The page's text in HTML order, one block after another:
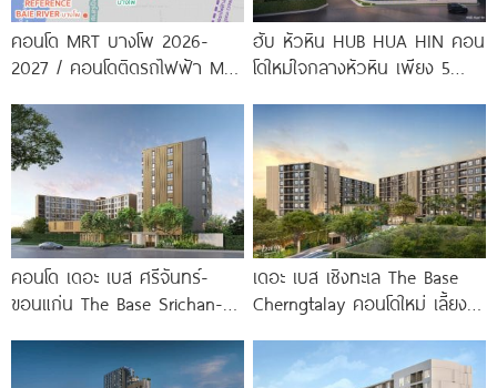
คอนโด MRT บางโพ 2026-
2027 / คอนโดติดรถไฟฟ้า MRT
ฮับ หัวหิน HUB HUA HIN คอน
โดใหม่ใจกลางหัวหิน เพียง 5
คอนโด เดอะ เบส ศรีจันทร์-
ขอนแก่น The Base Srichan-
ขอนแก่น
เดอะ เบส เชิงทะเล The Base
Cherngtalay คอนโดใหม่ เลี้ยง